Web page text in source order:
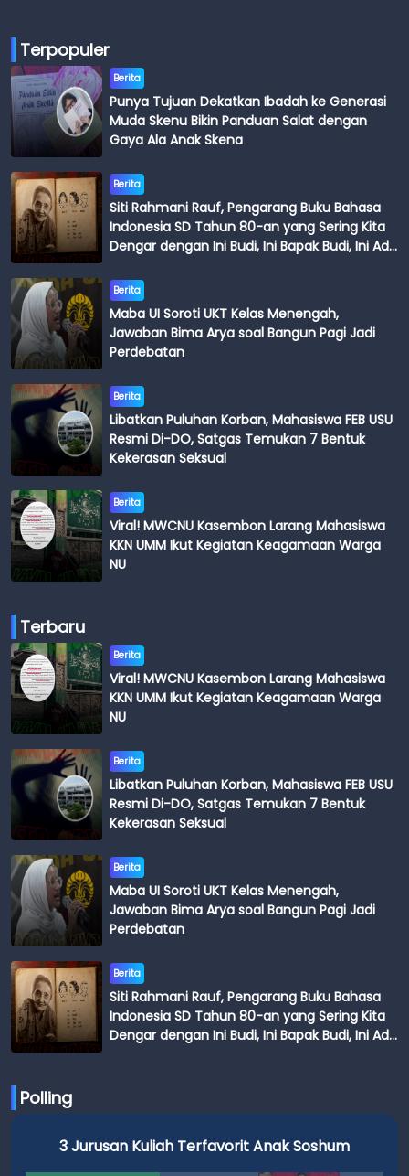
Terpopuler
Berita
Punya Tujuan Dekatkan Ibadah ke Generasi
Muda Skenu Bikin Panduan Salat dengan
Gaya Ala Anak Skena
Berita
Siti Rahmani Rauf, Pengarang Buku Bahasa
Indonesia SD Tahun 80-an yang Sering Kita
Dengar dengan Ini Budi, Ini Bapak Budi, Ini Adik
Berita
Maba UI Soroti UKT Kelas Menengah,
Jawaban Bima Arya soal Bangun Pagi Jadi
Perdebatan
Berita
Libatkan Puluhan Korban, Mahasiswa FEB USU
Resmi Di-DO, Satgas Temukan 7 Bentuk
Kekerasan Seksual
Berita
Viral! MWCNU Kasembon Larang Mahasiswa
KKN UMM Ikut Kegiatan Keagamaan Warga
NU
Terbaru
Berita
Viral! MWCNU Kasembon Larang Mahasiswa
KKN UMM Ikut Kegiatan Keagamaan Warga
NU
Berita
Libatkan Puluhan Korban, Mahasiswa FEB USU
Resmi Di-DO, Satgas Temukan 7 Bentuk
Kekerasan Seksual
Berita
Maba UI Soroti UKT Kelas Menengah,
Jawaban Bima Arya soal Bangun Pagi Jadi
Perdebatan
Berita
Siti Rahmani Rauf, Pengarang Buku Bahasa
Indonesia SD Tahun 80-an yang Sering Kita
Dengar dengan Ini Budi, Ini Bapak Budi, Ini Adik
Polling
3 Jurusan Kuliah Terfavorit Anak Soshum